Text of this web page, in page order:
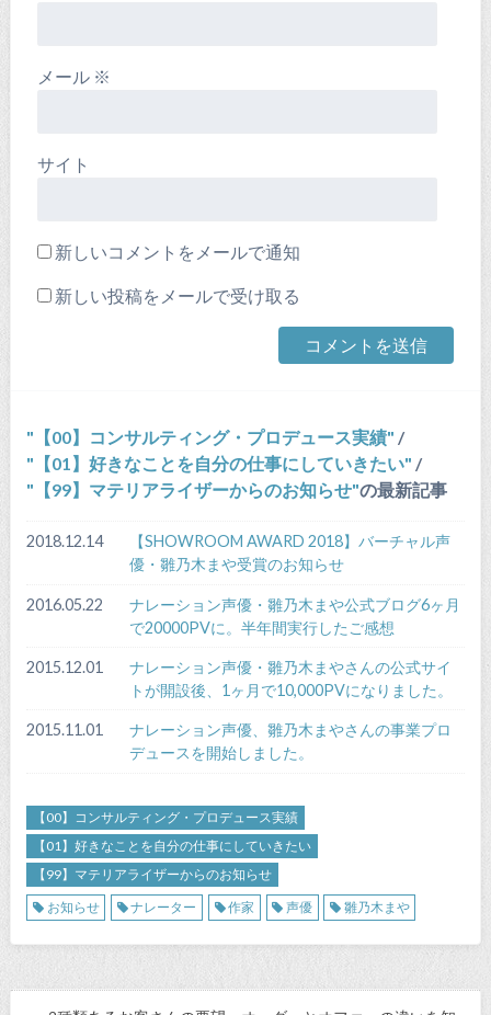
メール ※
サイト
新しいコメントをメールで通知
新しい投稿をメールで受け取る
【00】コンサルティング・プロデュース実績 /
【01】好きなことを自分の仕事にしていきたい /
【99】マテリアライザーからのお知らせ の最新記事
2018.12.14
【SHOWROOM AWARD 2018】バーチャル声
優・雛乃木まや受賞のお知らせ
2016.05.22
ナレーション声優・雛乃木まや公式ブログ6ヶ月
で20000PVに。半年間実行したご感想
2015.12.01
ナレーション声優・雛乃木まやさんの公式サイ
トが開設後、1ヶ月で10,000PVになりました。
2015.11.01
ナレーション声優、雛乃木まやさんの事業プロ
デュースを開始しました。
【00】コンサルティング・プロデュース実績
【01】好きなことを自分の仕事にしていきたい
【99】マテリアライザーからのお知らせ
お知らせ
ナレーター 作家 声優 雛乃木まや